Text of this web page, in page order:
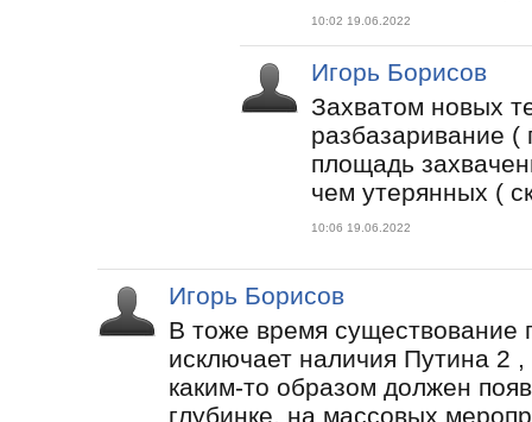
10:02 19.06.2022
Игорь Борисов
Захватом новых
разбазаривание
площадь
чем утерянных (
10:06 19.06.2022
Игорь Борисов
В тоже время существование
исключает наличия Путина 2
каким-то образом должен
глубинке, на массовых